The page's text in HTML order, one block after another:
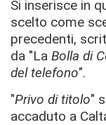
Si inserisce in
scelto come
precedenti,
da "La Bolla di
del telefono".
"Privo di titolo"
accaduto a